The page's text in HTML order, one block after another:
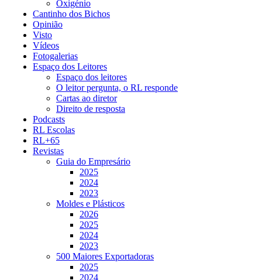
Oxigénio
Cantinho dos Bichos
Opinião
Visto
Vídeos
Fotogalerias
Espaço dos Leitores
Espaço dos leitores
O leitor pergunta, o RL responde
Cartas ao diretor
Direito de resposta
Podcasts
RL Escolas
RL+65
Revistas
Guia do Empresário
2025
2024
2023
Moldes e Plásticos
2026
2025
2024
2023
500 Maiores Exportadoras
2025
2024